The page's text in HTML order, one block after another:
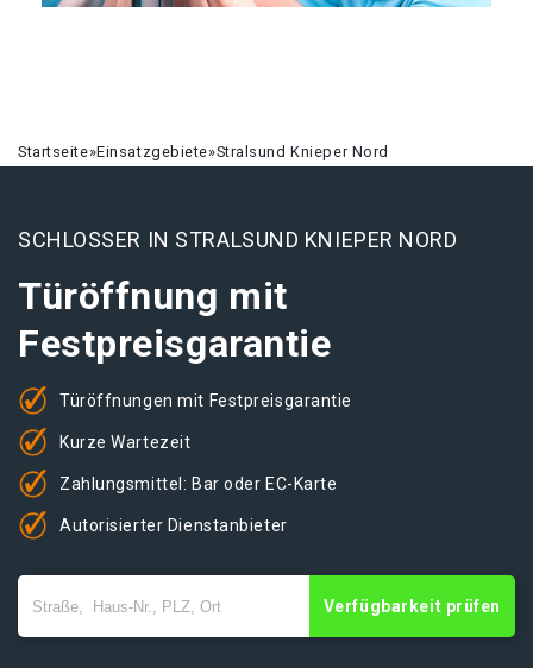
Startseite»Einsatzgebiete»Stralsund Knieper Nord
SCHLOSSER IN STRALSUND KNIEPER NORD
Türöffnung mit
Festpreisgarantie
Türöffnungen mit Festpreisgarantie
Kurze Wartezeit
Zahlungsmittel: Bar oder EC-Karte
Autorisierter Dienstanbieter
Verfügbarkeit prüfen